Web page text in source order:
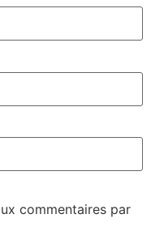
commentaires par